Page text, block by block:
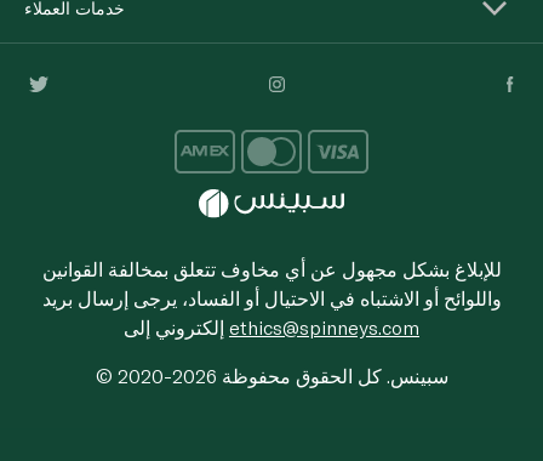
خدمات العملاء
للإبلاغ بشكل مجهول عن أي مخاوف تتعلق بمخالفة القوانين
واللوائح أو الاشتباه في الاحتيال أو الفساد، يرجى إرسال بريد
ethics@spinneys.com
© 2020-2026 سبينس. كل الحقوق محفوظة